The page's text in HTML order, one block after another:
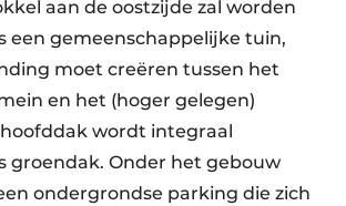
aan de oostzijde zal worden
een gemeenschappelijke tuin,
moet creëren tussen het
en het (hoger gelegen)
wordt integraal
groendak. Onder het gebouw
ondergrondse parking die zich